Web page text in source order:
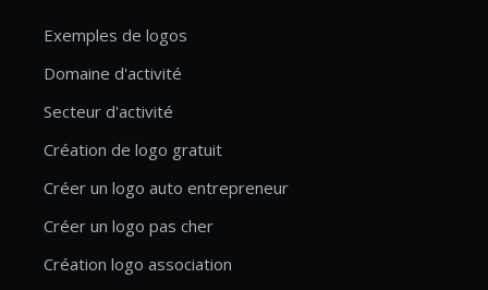
Exemples de logos
Domaine d'activité
Secteur d'activité
Création de logo gratuit
Créer un logo auto entrepreneur
Créer un logo pas cher
Création logo association